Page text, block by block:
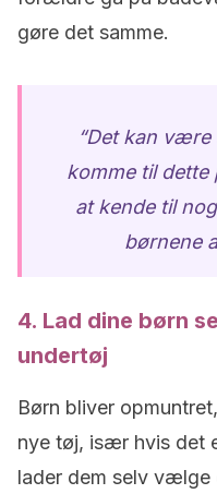
gøre det samme.
“Det kan
komme til
at kende til
børnene
4. Lad dine børn
undertøj
Børn bliver
nye tøj, især hvis det
lader dem selv